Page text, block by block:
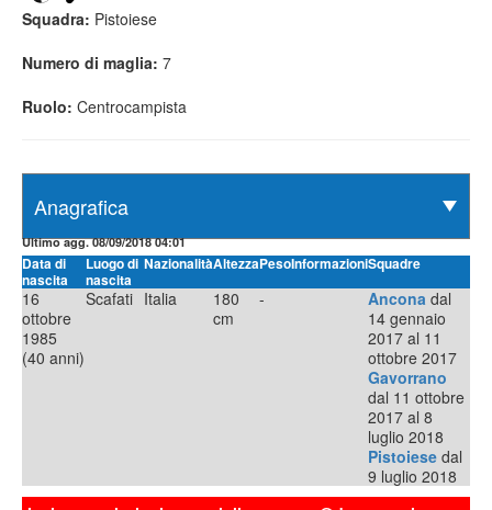
Squadra: Pistoiese
Numero di maglia: 7
Ruolo: Centrocampista
Ultimo agg. 08/09/2018 04:01
Data di
nascita
Luogo di
nascita
NazionalitàAltezzaPesoInformazioniSquadre
16
ottobre
1985
(40 anni)
Scafati Italia
180
cm
- Ancona dal
14 gennaio
2017 al 11
ottobre 2017
Gavorrano
dal 11 ottobre
2017 al 8
luglio 2018
Pistoiese dal
9 luglio 2018